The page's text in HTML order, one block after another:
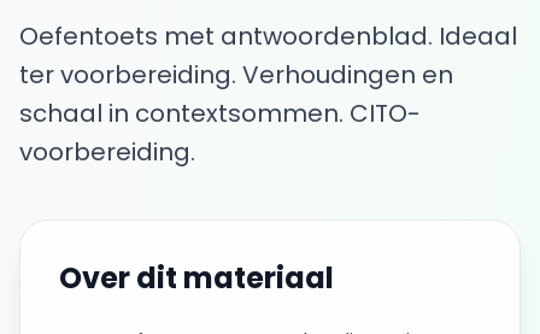
Oefentoets met antwoordenblad. Ideaal
ter voorbereiding. Verhoudingen en
schaal in contextsommen. CITO-
voorbereiding.
Over dit materiaal